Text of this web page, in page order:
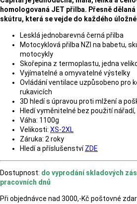
homologovaná JET přilba. Přesně
skútru, která se vejde do každého
Lesklá jednobarevná černá přilba
Motocyklová přilba NZI na babetu,
motocykly
Skořepina z termoplastu, jedna
Vyjímatelné a omyvatelné výstelky
Ovládání ventilace uzpůsobeno pro
rukavicích
3D hledí s úpravou proti mlžení a
Hledí vyměnitelné bez použití
Váha: 1100g
Velikosti: XS-2XL
Záruka: 2 roky
Hledí a příslušenstvíZDE
Dostupnost: do vyprodání skladových
pracovních dnů
Při objednávce nad 3000,-Kč poštovné